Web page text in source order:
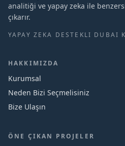
analitiği ve yapay zeka ile
çıkarır.
YAPAY ZEKA DESTEKLI DUBAI
HAKKIMIZDA
Kurumsal
Neden Bizi Seçmelisiniz
Bize Ulaşın
ÖNE ÇIKAN PROJELER